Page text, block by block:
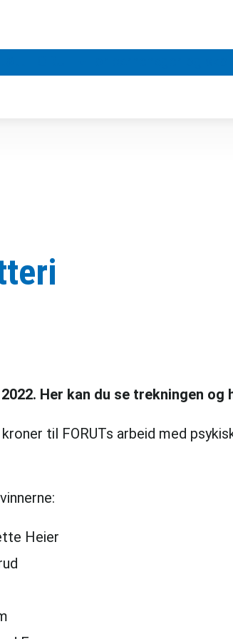
Her kan du se trekningen
til FORUTs arbeid med
Heier